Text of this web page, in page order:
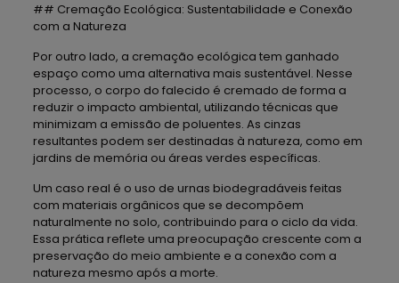
## Cremação Ecológica: Sustentabilidade e Conexão
com a Natureza
Por outro lado, a cremação ecológica tem ganhado
espaço como uma alternativa mais sustentável. Nesse
processo, o corpo do falecido é cremado de forma a
reduzir o impacto ambiental, utilizando técnicas que
minimizam a emissão de poluentes. As cinzas
resultantes podem ser destinadas à natureza, como em
jardins de memória ou áreas verdes específicas.
Um caso real é o uso de urnas biodegradáveis feitas
com materiais orgânicos que se decompõem
naturalmente no solo, contribuindo para o ciclo da vida.
Essa prática reflete uma preocupação crescente com a
preservação do meio ambiente e a conexão com a
natureza mesmo após a morte.